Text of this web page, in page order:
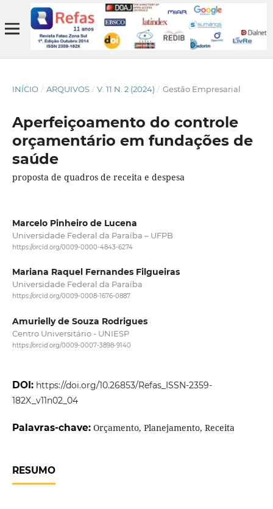
INÍCIO / ARQUIVOS / V. 11 N. 2 (2024) / Gestão Empresarial
Aperfeiçoamento do controle
orçamentário em fundações de
saúde
proposta de quadros de receita e despesa
Marcelo Pinheiro de Lucena
Universidade Federal da Paraíba – UFPB
https://orcid.org/0009-0000-4843-6274
Mariana Raquel Fernandes Filgueiras
Universidade Federal da Paraíba
https://orcid.org/0009-0008-1676-0887
Amurielly de Souza Rodrigues
Centro Universitário - UNIESP
https://orcid.org/0009-0007-3898-9140
DOI: https://doi.org/10.26853/Refas_ISSN-2359-
182X_v11n02_04
Palavras-chave: Orçamento, Planejamento, Receita
RESUMO